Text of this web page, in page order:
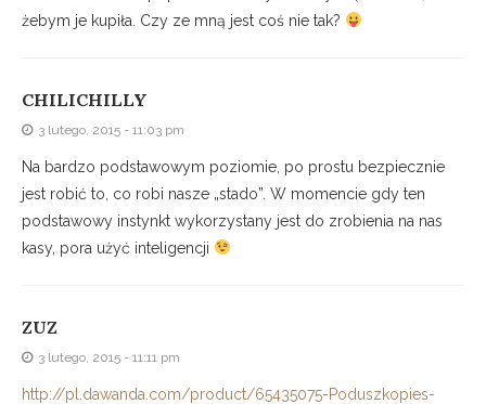
żebym je kupiła. Czy ze mną jest coś nie tak?
CHILICHILLY
3 lutego, 2015 - 11:03 pm
Na bardzo podstawowym poziomie, po prostu bezpiecznie
jest robić to, co robi nasze „stado”. W momencie gdy ten
podstawowy instynkt wykorzystany jest do zrobienia na nas
kasy, pora użyć inteligencji
ZUZ
3 lutego, 2015 - 11:11 pm
http://pl.dawanda.com/product/65435075-Poduszkopies-